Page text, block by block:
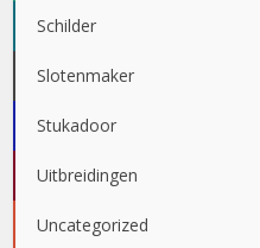
Schilder
Slotenmaker
Stukadoor
Uitbreidingen
Uncategorized